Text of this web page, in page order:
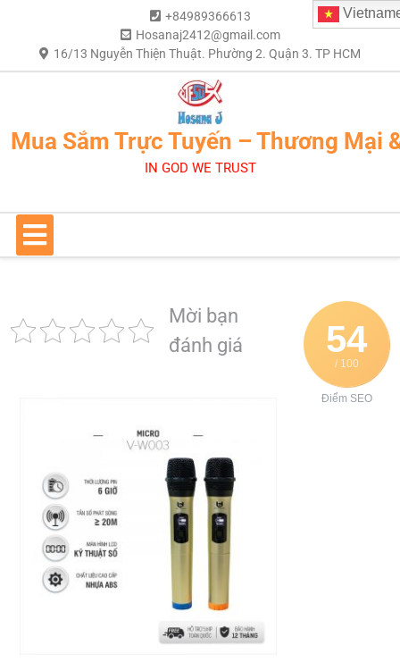
+84989366613
Hosanaj2412@gmail.com
16/13 Nguyễn Thiện Thuật. Phường 2. Quận 3. TP HCM
Mua Sắm Trực Tuyến – Thương Mại
IN GOD WE TRUST
54
/ 100
Điểm SEO
Mời bạn
đánh giá